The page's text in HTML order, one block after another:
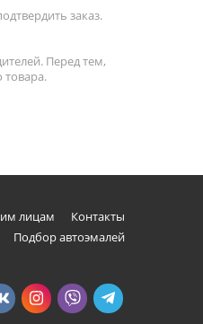
заказ.
Перед тем,
товара.
лицам
Контакты
Подбор автоэмалей